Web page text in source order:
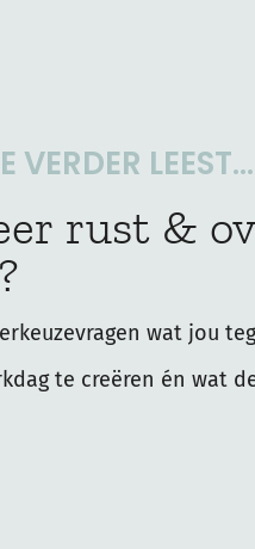
LEEST...
rust &
wat jou
te creëren én wat